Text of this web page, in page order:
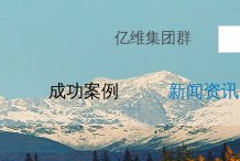
亿维集团群
成功案例 新闻资讯